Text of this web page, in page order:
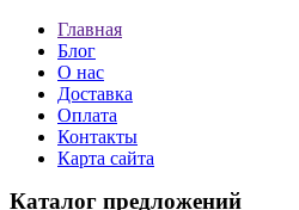
Главная
Блог
О нас
Доставка
Оплата
Контакты
Карта сайта
Каталог предложений